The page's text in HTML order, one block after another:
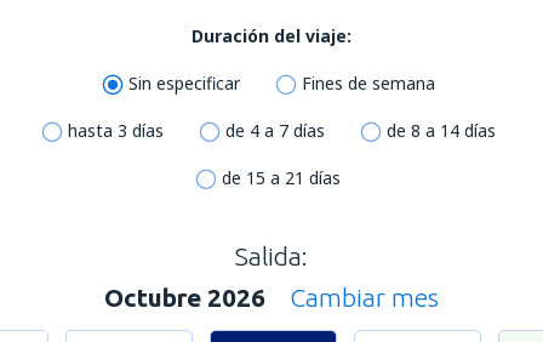
Duración del viaje:
Sin especificar Fines de semana
hasta 3 días de 4 a 7 días de 8 a 14 días
de 15 a 21 días
Salida:
Octubre 2026
Cambiar mes